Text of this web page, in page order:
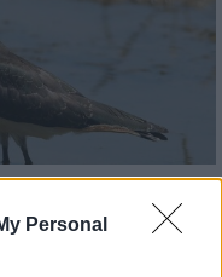
Personal